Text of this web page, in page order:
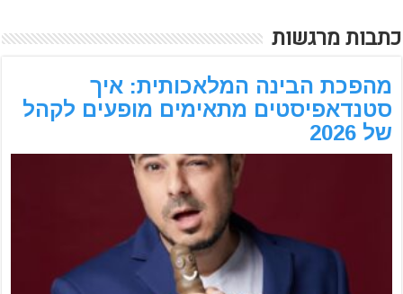
כתבות מרגשות
מהפכת הבינה המלאכותית: איך
סטנדאפיסטים מתאימים מופעים לקהל
של 2026